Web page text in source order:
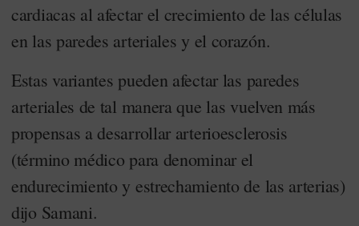
cardiacas al afectar el crecimiento de las células
en las paredes arteriales y el corazón.
Estas variantes pueden afectar las paredes
arteriales de tal manera que las vuelven más
propensas a desarrollar arterioesclerosis
(término médico para denominar el
endurecimiento y estrechamiento de las arterias)
dijo Samani.